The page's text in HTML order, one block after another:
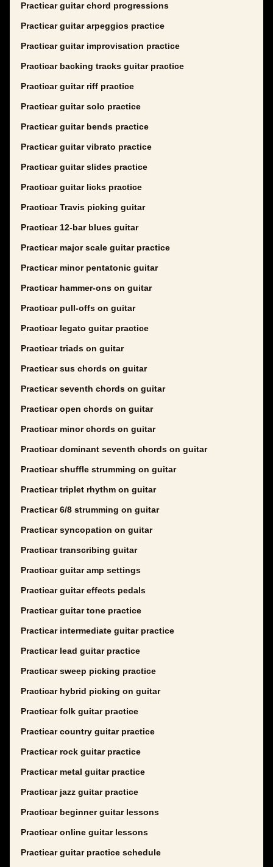
Practicar guitar chord progressions
Practicar guitar arpeggios practice
Practicar guitar improvisation practice
Practicar backing tracks guitar practice
Practicar guitar riff practice
Practicar guitar solo practice
Practicar guitar bends practice
Practicar guitar vibrato practice
Practicar guitar slides practice
Practicar guitar licks practice
Practicar Travis picking guitar
Practicar 12-bar blues guitar
Practicar major scale guitar practice
Practicar minor pentatonic guitar
Practicar hammer-ons on guitar
Practicar pull-offs on guitar
Practicar legato guitar practice
Practicar triads on guitar
Practicar sus chords on guitar
Practicar seventh chords on guitar
Practicar open chords on guitar
Practicar minor chords on guitar
Practicar dominant seventh chords on guitar
Practicar shuffle strumming on guitar
Practicar triplet rhythm on guitar
Practicar 6/8 strumming on guitar
Practicar syncopation on guitar
Practicar transcribing guitar
Practicar guitar amp settings
Practicar guitar effects pedals
Practicar guitar tone practice
Practicar intermediate guitar practice
Practicar lead guitar practice
Practicar sweep picking practice
Practicar hybrid picking on guitar
Practicar folk guitar practice
Practicar country guitar practice
Practicar rock guitar practice
Practicar metal guitar practice
Practicar jazz guitar practice
Practicar beginner guitar lessons
Practicar online guitar lessons
Practicar guitar practice schedule